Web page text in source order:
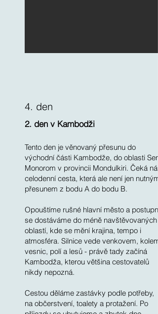
4. den
2. den v Kambodži
Tento den je věnovaný přesunu do
východní části Kambodže, do oblasti Sen
Monorom v provincii Mondulkiri. Čeká nás
celodenní cesta, která ale není jen nutným
přesunem z bodu A do bodu B.
Opouštíme rušné hlavní město a postupně
se dostáváme do méně navštěvovaných
oblastí, kde se mění krajina, tempo i
atmosféra. Silnice vede venkovem, kolem
vesnic, polí a lesů - právě tady začíná
Kambodža, kterou většina cestovatelů
nikdy nepozná.
Cestou děláme zastávky podle potřeby,
na občerstvení, toalety a protažení. Po